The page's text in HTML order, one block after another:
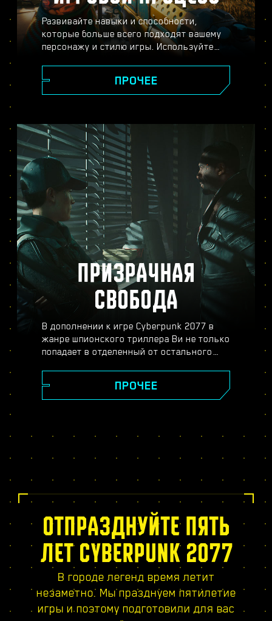
Развивайте навыки и способности,
которые больше всего подходят вашему
персонажу и стилю игры. Используйте
улучшайте своё тело с помощью
имплантов — всё ради того, чтобы стать
перестрелки, расправляйтесь с
противниками издалека или
прокрадывайтесь мимо охраны, чтобы
достичь своей цели.
ПРОЧЕЕ
ПРИЗРАЧНАЯ
СВОБОДА
В дополнении к игре Cyberpunk 2077 в
жанре шпионского триллера Ви не только
попадает в отделенный от остального
профессионального шпионажа. Станьте
секретным агентом и распутайте плотный
много другое.
ПРОЧЕЕ
ОТПРАЗДНУЙТЕ ПЯТЬ
ЛЕТ CYBERPUNK 2077
В городе легенд время летит
незаметно. Мы празднуем пятилетие
игры и поэтому подготовили для вас